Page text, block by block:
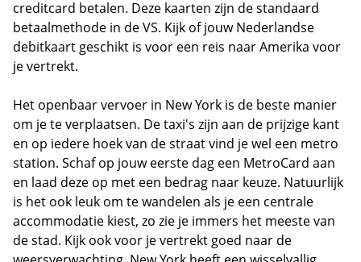
creditcard betalen. Deze kaarten zijn de standaard
betaalmethode in de VS. Kijk of jouw Nederlandse
debitkaart geschikt is voor een reis naar Amerika voor
je vertrekt.
Het openbaar vervoer in New York is de beste manier
om je te verplaatsen. De taxi's zijn aan de prijzige kant
en op iedere hoek van de straat vind je wel een metro
station. Schaf op jouw eerste dag een MetroCard aan
en laad deze op met een bedrag naar keuze. Natuurlijk
is het ook leuk om te wandelen als je een centrale
accommodatie kiest, zo zie je immers het meeste van
de stad. Kijk ook voor je vertrekt goed naar de